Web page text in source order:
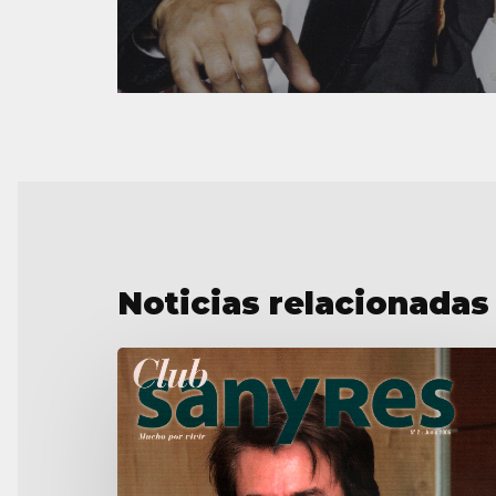
Noticias relacionadas
Entrevista
para
‘Club
Sanyres’